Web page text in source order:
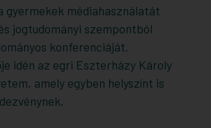
gyermekek médiahasználatát
jogtudományi szempontból
konferenciáját.
idén az egri Eszterházy Károly
amely egyben helyszínt is